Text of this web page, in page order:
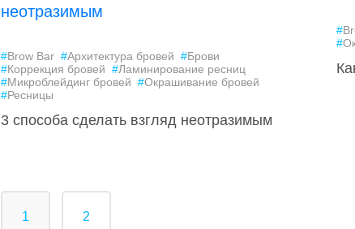
#Brow Bar #Архитектура бровей #Брови
#Коррекция бровей #Ламинирование ресниц
#Микроблейдинг бровей #Окрашивание бровей
#Ресницы
3 способа сделать взгляд неотразимым
#
#
1 2